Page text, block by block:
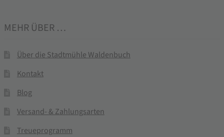
MEHR ÜBER …
Über die Stadtmühle Waldenbuch
Kontakt
Blog
Versand- & Zahlungsarten
Treueprogramm